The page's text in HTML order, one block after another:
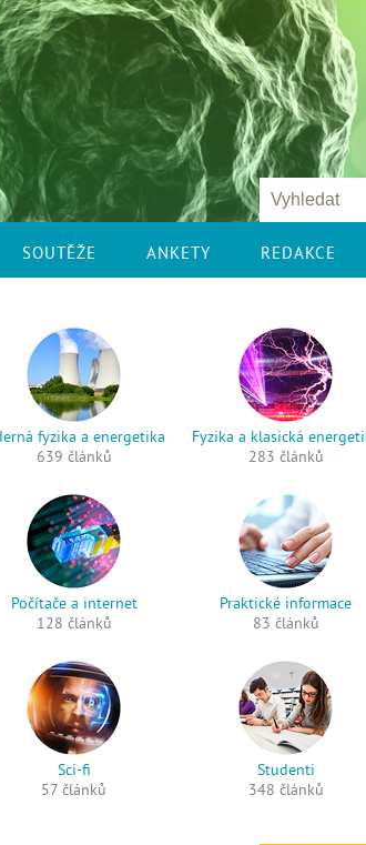
SOUTĚŽE ANKETY REDAKCE
fyzika a energetika
639 článků
Fyzika a klasická
283 článků
Počítače a internet
128 článků
Praktické informace
83 článků
Sci-fi
57 článků
Studenti
348 článků